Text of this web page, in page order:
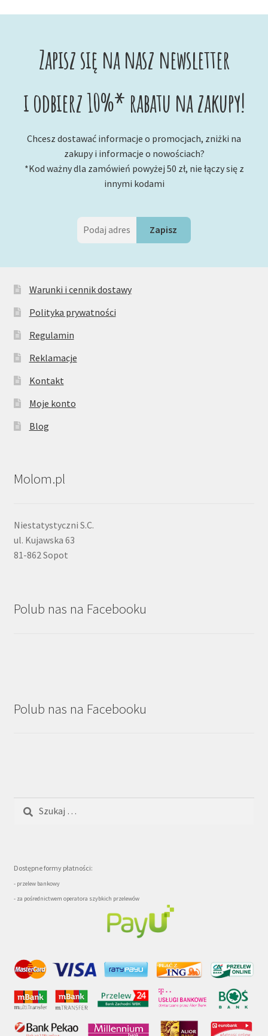
Zapisz się na nasz newsletter
i odbierz 10%* rabatu na zakupy!
Chcesz dostawać informacje o promocjach, zniżki na
zakupy i informacje o nowościach?
*Kod ważny dla zamówień powyżej 50 zł, nie łączy się z
innymi kodami
Warunki i cennik dostawy
Polityka prywatności
Regulamin
Reklamacje
Kontakt
Moje konto
Blog
Molom.pl
Niestatystyczni S.C.
ul. Kujawska 63
81-862 Sopot
Polub nas na Facebooku
Polub nas na Facebooku
Szukaj:
Dostępne formy płatności:
- przelew bankowy
- za pośrednictwem operatora szybkich przelewów